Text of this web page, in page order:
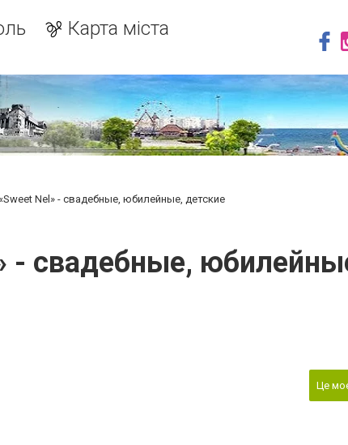
Карта міста
Nel» - свадебные, юбилейные, детские
- свадебные,
Це